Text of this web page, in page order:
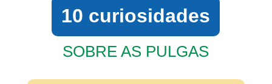
10 curiosidades
SOBRE AS PULGAS